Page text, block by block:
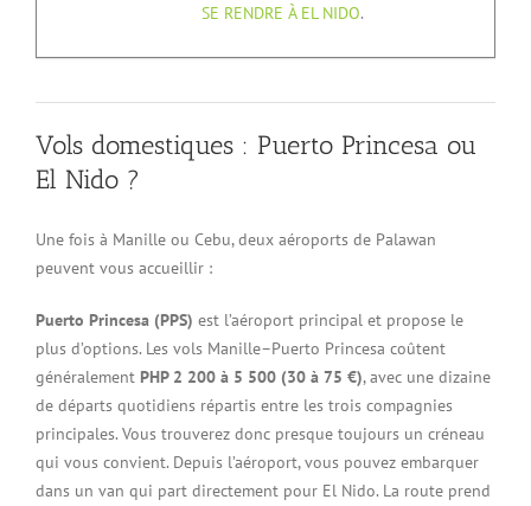
SE RENDRE À EL NIDO.
Vols domestiques : Puerto Princesa ou
El Nido ?
Une fois à Manille ou Cebu, deux aéroports de Palawan
peuvent vous accueillir :
Puerto Princesa (PPS) est l’aéroport principal et propose le
plus d’options. Les vols Manille–Puerto Princesa coûtent
généralement PHP 2 200 à 5 500 (30 à 75 €), avec une dizaine
de départs quotidiens répartis entre les trois compagnies
principales. Vous trouverez donc presque toujours un créneau
qui vous convient. Depuis l’aéroport, vous pouvez embarquer
dans un van qui part directement pour El Nido. La route prend